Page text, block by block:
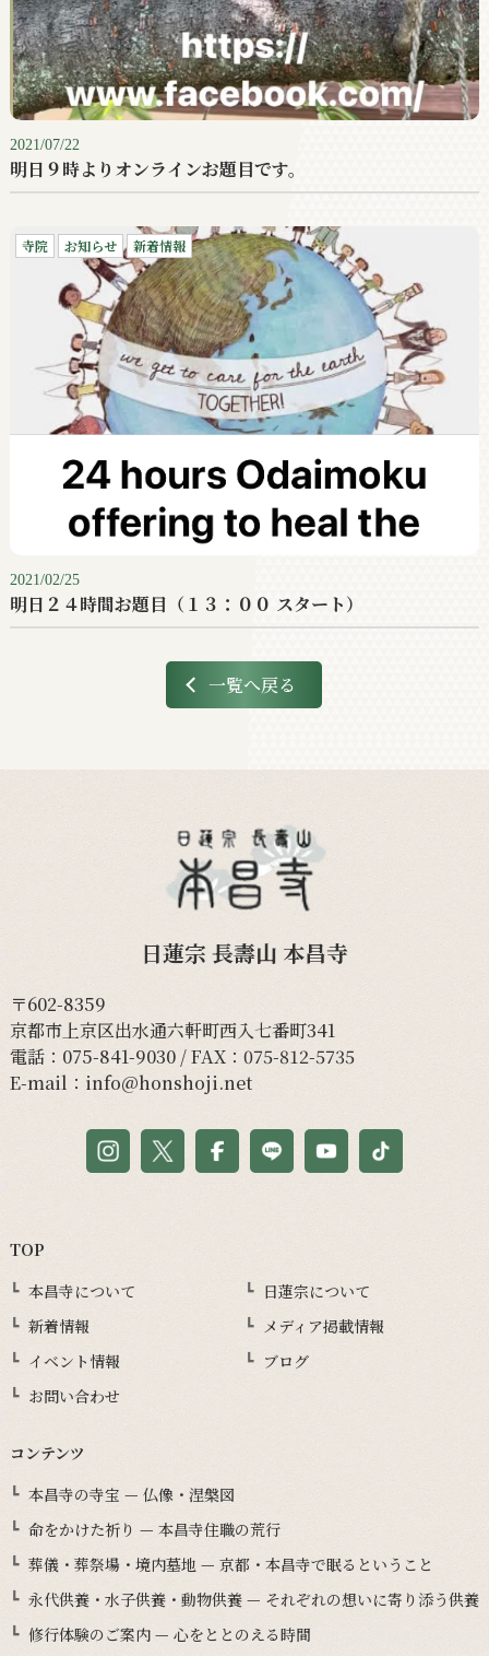
2021/07/22
明日９時よりオンラインお題目です。
寺院 お知らせ 新着情報
2021/02/25
明日２４時間お題目（１３：００ スタート）
一覧へ戻る
日蓮宗 長壽山 本昌寺
〒602-8359
京都市上京区出水通六軒町西入七番町341
電話： 075-841-9030/ FAX：075-812-5735
E-mail： info@honshoji.net
TOP
本昌寺について
日蓮宗について
新着情報
メディア掲載情報
イベント情報
ブログ
お問い合わせ
コンテンツ
本昌寺の寺宝 — 仏像・涅槃図
命をかけた祈り — 本昌寺住職の荒行
葬儀・葬祭場・境内墓地 — 京都・本昌寺で眠るということ
永代供養・水子供養・動物供養 — それぞれの想いに寄り添う供養
修行体験のご案内 — 心をととのえる時間